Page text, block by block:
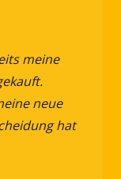
meine
neue
hat